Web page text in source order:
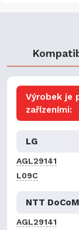
Výrobek je
zařízeními:
LG
AGL29141
L09C
NTT
AGL29141